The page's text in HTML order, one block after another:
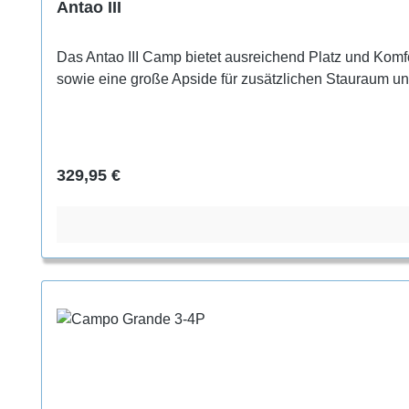
Antao III
Das Antao III Camp bietet ausreichend Platz und
sowie eine große Apside für zusätzlichen Stauraum
Regulärer Preis:
329,95 €